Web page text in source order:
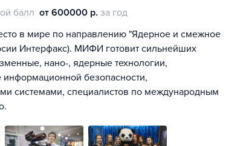
балл от 600000 р. за год
в мире по направлению "Ядерное и смежное
Интерфакс). МИФИ готовит сильнейших
нано-, ядерные технологии,
безопасности,
системами, специалистов по международным